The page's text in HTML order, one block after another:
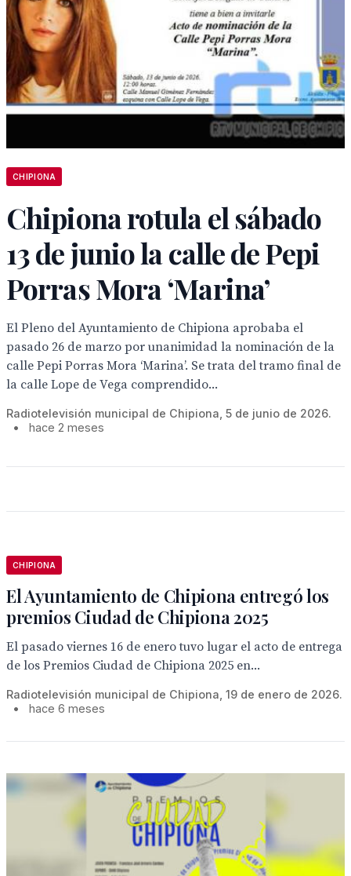
CHIPIONA
Chipiona rotula el sábado
13 de junio la calle de Pepi
Porras Mora ‘Marina’
El Pleno del Ayuntamiento de Chipiona aprobaba el
pasado 26 de marzo por unanimidad la nominación de la
calle Pepi Porras Mora ‘Marina’. Se trata del tramo final de
la calle Lope de Vega comprendido...
Radiotelevisión municipal de Chipiona, 5 de junio de 2026.
•
hace 2 meses
CHIPIONA
El Ayuntamiento de Chipiona entregó los
premios Ciudad de Chipiona 2025
El pasado viernes 16 de enero tuvo lugar el acto de entrega
de los Premios Ciudad de Chipiona 2025 en...
Radiotelevisión municipal de Chipiona, 19 de enero de 2026.
•
hace 6 meses